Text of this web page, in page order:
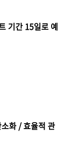
기간 15일로 예
화 / 효율적 관